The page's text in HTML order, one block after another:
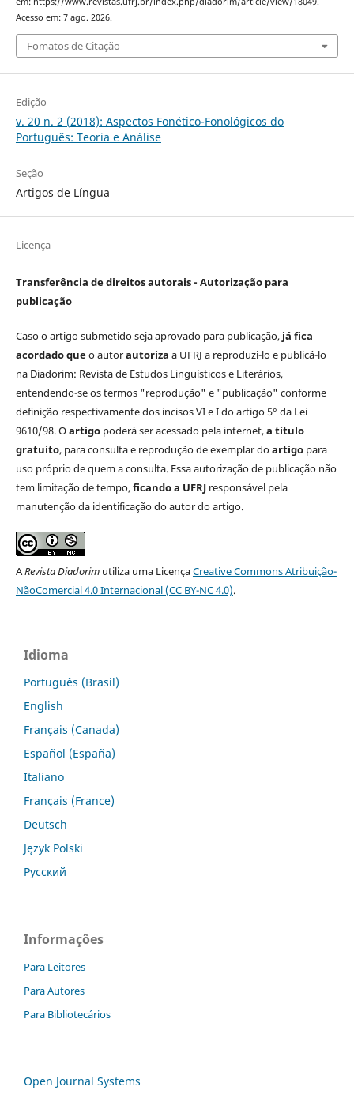
Acesso em: 7 ago. 2026.
Fomatos de Citação
Edição
v. 20 n. 2 (2018): Aspectos Fonético-Fonológicos do
Português: Teoria e Análise
Seção
Artigos de Língua
Licença
Transferência de direitos autorais - Autorização para
publicação
Caso o artigo submetido seja aprovado para publicação, já fica
acordado queo autorautoriza a UFRJ a reproduzi-lo e publicá-lo
na Diadorim: Revista de Estudos Linguísticos e Literários,
entendendo-se os termos "reprodução" e "publicação" conforme
definição respectivamente dos incisos VI e I do artigo 5° da Lei
9610/98. Oartigopoderá ser acessado pela internet,a título
gratuito, para consulta e reprodução de exemplar doartigopara
uso próprio de quem a consulta. Essa autorização de publicação não
tem limitação de tempo,ficando a UFRJresponsável pela
manutenção da identificação do autor do artigo.
ARevista Diadorimutiliza uma LicençaCreative Commons Atribuição-
NãoComercial 4.0 Internacional (CC BY-NC 4.0).
Idioma
Português (Brasil)
English
Français (Canada)
Español (España)
Italiano
Français (France)
Deutsch
Język Polski
Русский
Informações
Para Leitores
Para Autores
Para Bibliotecários
Open Journal Systems